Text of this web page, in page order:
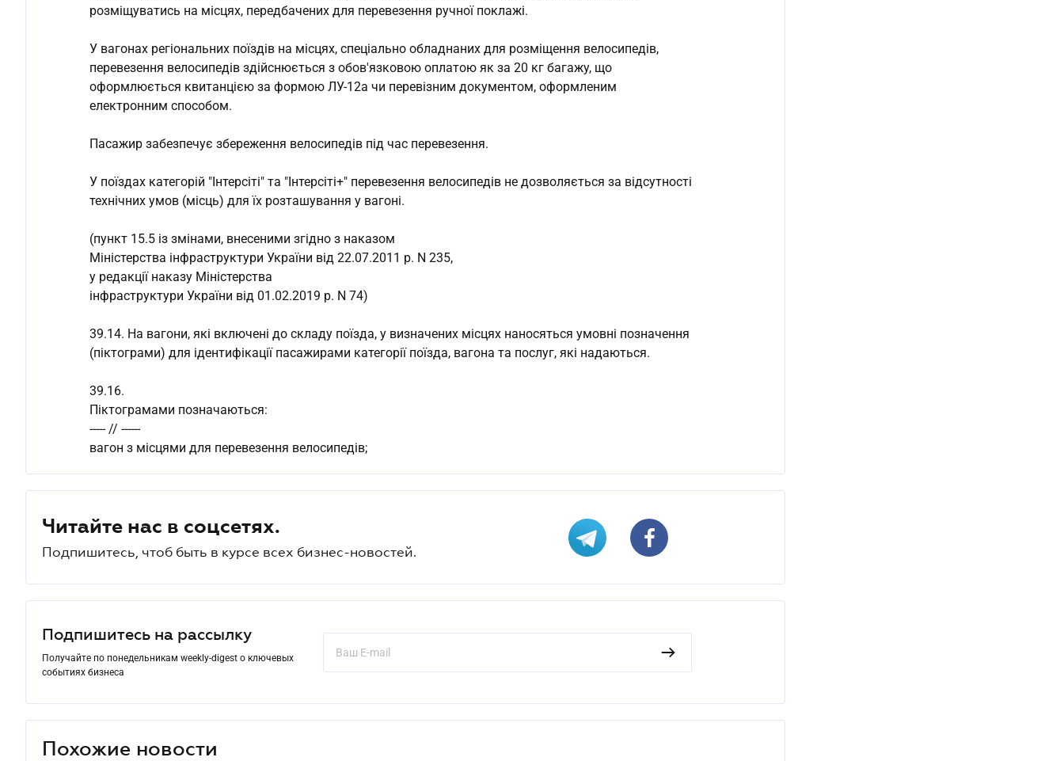
розміщуватись на місцях, передбачених для перевезення ручної поклажі.
У вагонах регіональних поїздів на місцях, спеціально обладнаних для розміщення велосипедів,
перевезення велосипедів здійснюється з обов'язковою оплатою як за 20 кг багажу, що
оформлюється квитанцією за формою ЛУ-12а чи перевізним документом, оформленим
електронним способом.
Пасажир забезпечує збереження велосипедів під час перевезення.
У поїздах категорій "Інтерсіті" та "Інтерсіті+" перевезення велосипедів не дозволяється за відсутності
технічних умов (місць) для їх розташування у вагоні.
(пункт 15.5 із змінами, внесеними згідно з наказом
Міністерства інфраструктури України від 22.07.2011 р. N 235,
у редакції наказу Міністерства
інфраструктури України від 01.02.2019 р. N 74)
39.14. На вагони, які включені до складу поїзда, у визначених місцях наносяться умовні позначення
(піктограми) для ідентифікації пасажирами категорії поїзда, вагона та послуг, які надаються.
39.16.
Піктограмами позначаються:
----- // ------
вагон з місцями для перевезення велосипедів;
Читайте нас в соцсетях.
Подпишитесь, чтоб быть в курсе всех бизнес-новостей.
Подпишитесь на рассылку
Получайте по понедельникам weekly-digest о ключевых
событиях бизнеса
Похожие новости